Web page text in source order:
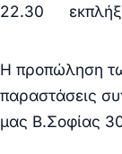
22.30
Η προπώληση
παραστάσεις
μας Β.Σοφίας